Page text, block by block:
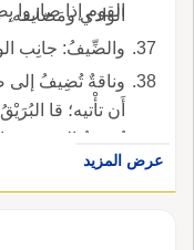
القوم إذا صاروا
الوادي ومَضايفه.
والضِّيفُ: جانِب
وناقةٌ تُضِيفُ إلى
أَن تأْتيه؛ قا
تُضِيفُ إلى صَوْتِه
تَسْتأْنِسُ إلى
الغيل.
عرض المزيد